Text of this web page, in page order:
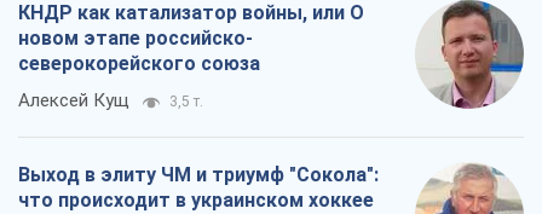
КНДР как катализатор войны, или О
новом этапе российско-
северокорейского союза
Алексей Кущ 3,5 т.
Выход в элиту ЧМ и триумф "Сокола":
что происходит в украинском хоккее